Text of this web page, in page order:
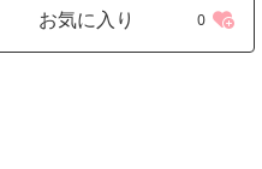
お気に入り 0